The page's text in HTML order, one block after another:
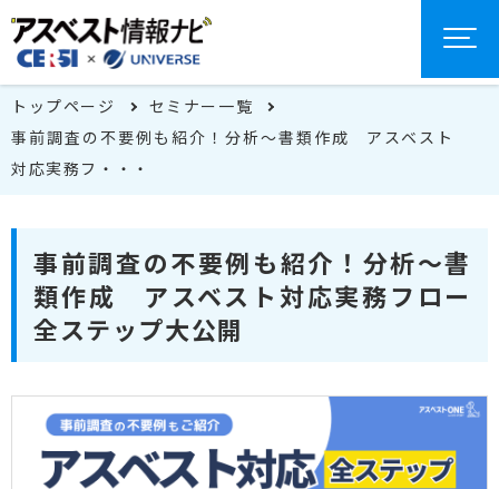
トップページ
セミナー一覧
事前調査の不要例も紹介！分析～書類作成 アスベスト
対応実務フ・・・
事前調査の不要例も紹介！分析～書
類作成 アスベスト対応実務フロー
全ステップ大公開